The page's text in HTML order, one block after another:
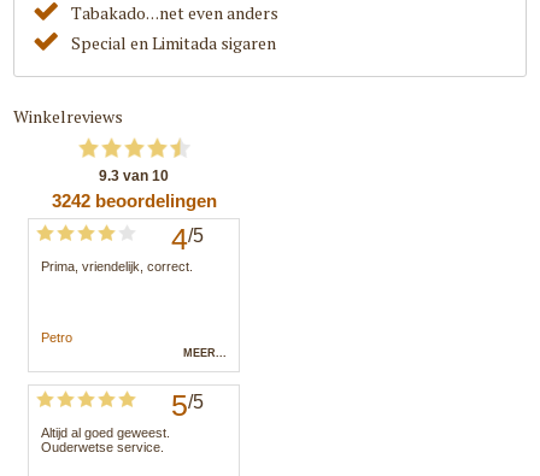
Tabakado. . .net even anders
Special en Limitada sigaren
Winkelreviews